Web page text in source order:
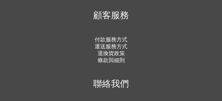
顧客服務
付款服務方式
運送服務方式
退換貨政策
條款與細則
聯絡我們